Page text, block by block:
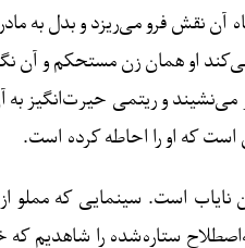
آن نقش فرو می‌ریزد و
او همان زن مستحکم و آن
می‌نشیند و ریتمی
که او را احاطه کرده است.
است. سینمایی که مملو
ستاره‌شده را شاهدیم